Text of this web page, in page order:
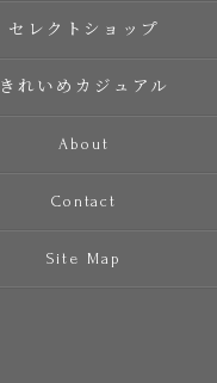
セレクトショップ
きれいめカジュアル
About
Contact
Site Map